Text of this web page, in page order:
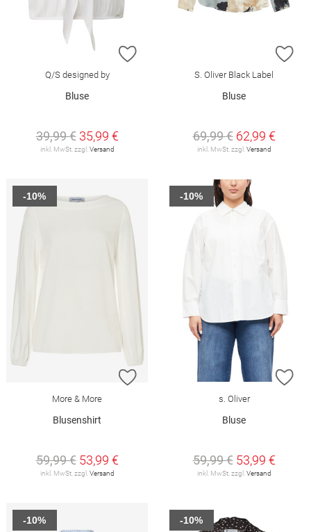
ZUR WUNSCHLISTE HINZUFÜGEN
Q/S designed by
Bluse
39,99 € 35,99 €
inkl. MwSt. zzgl. Versand
S. Oliver Black Label
Bluse
69,99 € 62,99 €
inkl. MwSt. zzgl. Versand
ZUR WUNSCHLISTE HINZUFÜGEN
More & More
Blusenshirt
59,99 € 53,99 €
inkl. MwSt. zzgl. Versand
-10%
s. Oliver
Bluse
59,99 € 53,99 €
inkl. MwSt. zzgl. Versand
-10%
-10% -10%